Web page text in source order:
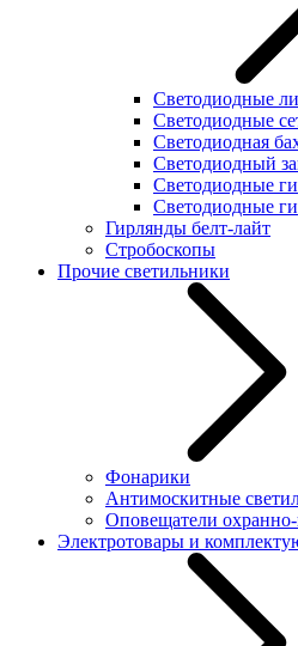
Светодиодные
Светодиодные
Светодиодная
Светодиодный
Светодиодные
Светодиодные
Гирлянды белт-лайт
Стробоскопы
Прочие светильники
Фонарики
Антимоскитные
Оповещатели
Электротовары и